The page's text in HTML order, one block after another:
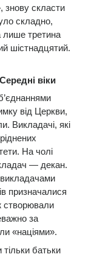
знову скласти
складно,
лише третина
шістнадцятий.
віки
від Церкви,
Викладачі, які
На чолі
— декан.
призначалися
створювали
за
«націями».
батьки